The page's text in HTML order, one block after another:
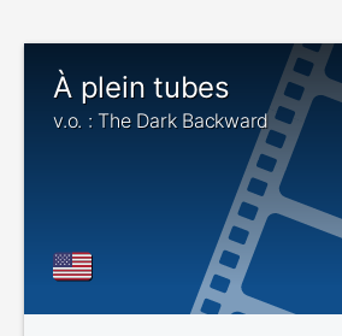
À plein tubes
v.o. : The Dark Backward